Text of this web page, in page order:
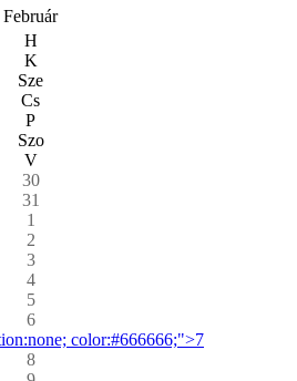
Február
H
K
Sze
Cs
P
Szo
V
30
31
1
2
3
4
5
6
color:#666666;">7
8